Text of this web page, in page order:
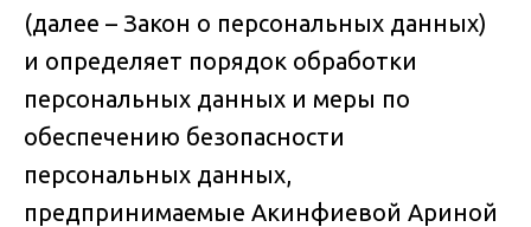
(далее – Закон о персональных данных)
и определяет порядок обработки
персональных данных и меры по
обеспечению безопасности
персональных данных,
предпринимаемые Акинфиевой Ариной